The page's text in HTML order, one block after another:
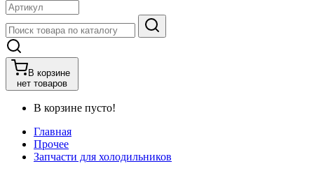
В корзине
нет товаров
В корзине пусто!
Главная
Прочее
Запчасти для холодильников